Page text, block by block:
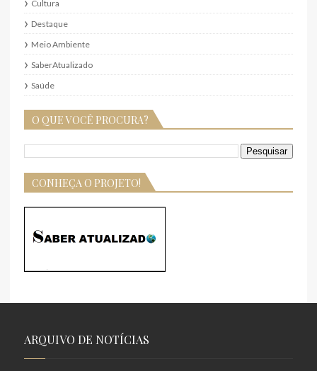
Cultura
Destaque
Meio Ambiente
SaberAtualizado
Saúde
O QUE VOCÊ PROCURA?
CONHEÇA O PROJETO!
ARQUIVO DE NOTÍCIAS